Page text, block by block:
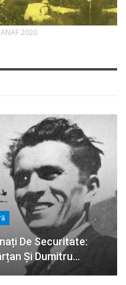
2020
De Securitate:
Și Dumitru…